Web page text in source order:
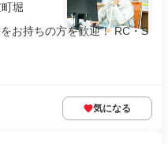
堀
お持ちの方を歓迎！ RC・S
気になる